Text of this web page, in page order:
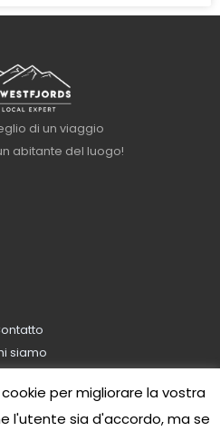
di un viaggio
abitante del luogo!
siamo
sulla privacy
per migliorare la vostra
l'utente sia d'accordo, ma se